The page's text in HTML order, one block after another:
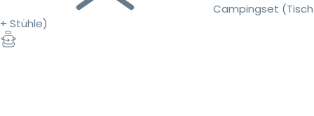
Campingset (Tisch
+ Stühle)